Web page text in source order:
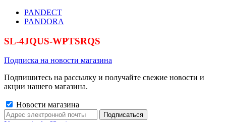
PANDECT
PANDORA
SL-4JQUS-WPTSRQS
Подписка на новости магазина
Подпишитесь на рассылку и получайте свежие новости и
акции нашего магазина.
Новости магазина